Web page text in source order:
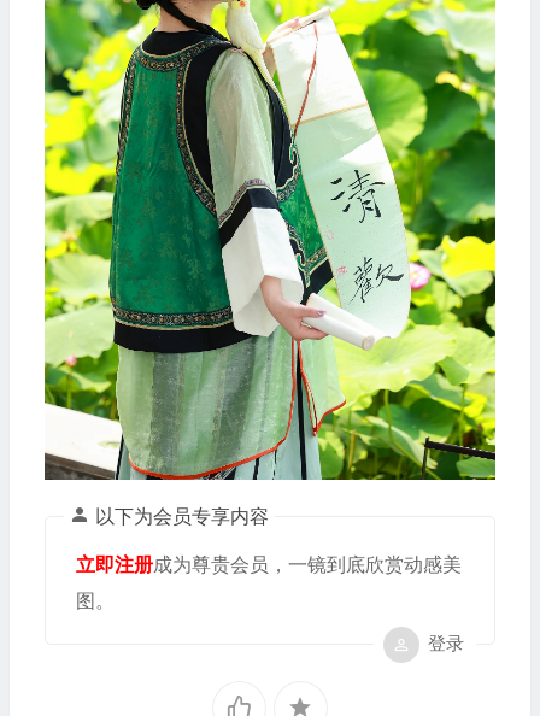
以下为会员专享内容
立即注册成为尊贵会员，一镜到底欣赏动感美
图。
登录